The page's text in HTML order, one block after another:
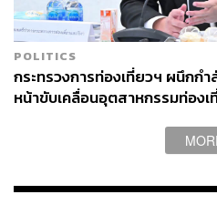
POLITICS
กระทรวงการท่องเที่ยวฯ ผนึกก
หน้าขับเคลื่อนอุตสาหกรรมท่องเ